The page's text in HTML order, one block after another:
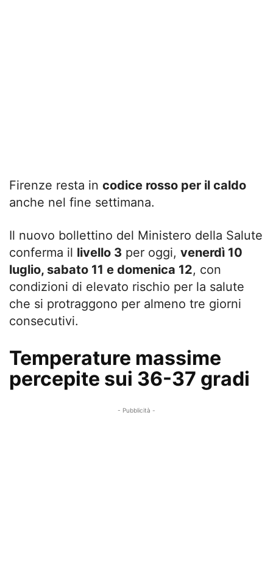
Firenze resta in codice rosso per il caldo
anche nel fine settimana.
Il nuovo bollettino del Ministero della Salute
conferma il livello 3 per oggi, venerdì 10
luglio, sabato 11 e domenica 12, con
condizioni di elevato rischio per la salute
che si protraggono per almeno tre giorni
consecutivi.
Temperature massime
percepite sui 36-37 gradi
- Pubblicità -